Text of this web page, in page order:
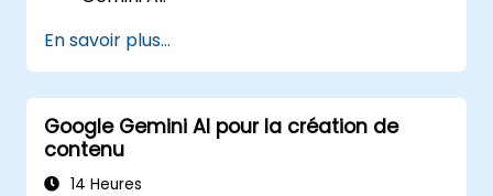
en langage naturel.
Analyser les modèles de données et en
tirer des informations exploitable s.
Créer des visualisations de données
percutantes.
Communiquer efficacement les
En savoir plus...
Google Gemini AI pour la création de
contenu
14 Heures